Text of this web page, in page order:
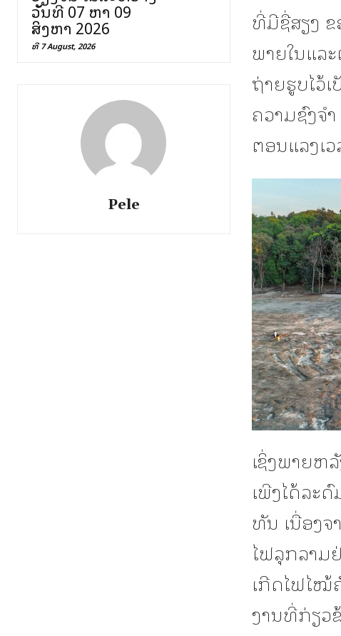
ວັນທີ 07 ຫາ 09
ສິງຫາ 2026
ທີ 7 August, 2026
Pele
ທີ່ມີຊື່ສຽງ
ພາຍໃນແລ
ຖ່າຍຮູບໄວ້
ຄວາມຊົງຈ
ຕອນແລງເ
ເຊິ່ງພາຍຫ
ເພີງໄດ້ລະ
ທັນ ເນື່ອງຈ
ໄຟລຸກລາມ
ເກີດໄຟໄ
ງານທີ່ກ່ຽວ